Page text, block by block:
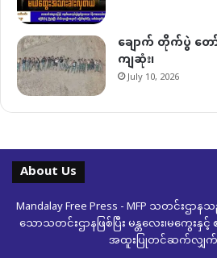
ချောက် တိုက်ပွဲ တေ
ကျဆုံး၊
July 10, 2026
About Us
Mandalay Free Press - MFP သတင်
သောသတင်းဌာနဖြစ်ပြီး မန္တလေး၊မကွေး
အထူးပြုတင်ဆက်လျှ